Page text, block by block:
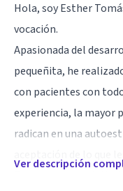
Hola, soy Esther
vocación.
Apasionada del
pequeñita, he
con pacientes con
experiencia, la mayor
radican en una
Ver descripción